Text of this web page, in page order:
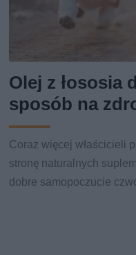
Olej z łososia
sposób na
Coraz więcej właścicieli
stronę naturalnych
dobre samopoczucie